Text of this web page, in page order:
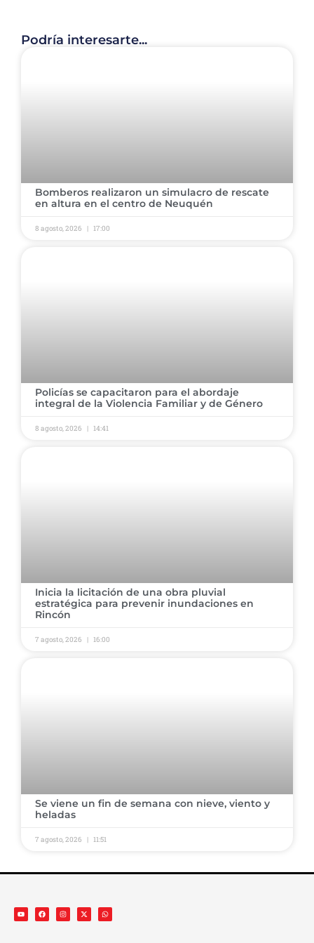
Podría interesarte...
​Bomberos realizaron un simulacro de rescate
en altura en el centro de Neuquén ​
8 agosto, 2026 17:00
​Policías se capacitaron para el abordaje
integral de la Violencia Familiar y de Género ​
8 agosto, 2026 14:41
​Inicia la licitación de una obra pluvial
estratégica para prevenir inundaciones en
Rincón ​
7 agosto, 2026 16:00
​Se viene un fin de semana con nieve, viento y
heladas ​
7 agosto, 2026 11:51